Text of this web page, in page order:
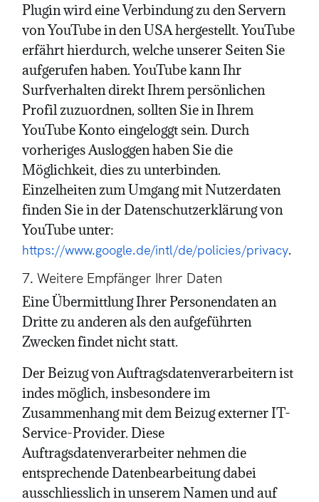
Plugin wird eine Verbindung zu den Servern
von YouTube in den USA hergestellt. YouTube
erfährt hierdurch, welche unserer Seiten Sie
aufgerufen haben. YouTube kann Ihr
Surfverhalten direkt Ihrem persönlichen
Profil zuzuordnen, sollten Sie in Ihrem
YouTube Konto eingeloggt sein. Durch
vorheriges Ausloggen haben Sie die
Möglichkeit, dies zu unterbinden.
Einzelheiten zum Umgang mit Nutzerdaten
finden Sie in der Datenschutzerklärung von
YouTube unter:
https://www.google.de/intl/de/policies/privacy.
7. Weitere Empfänger Ihrer Daten
Eine Übermittlung Ihrer Personendaten an
Dritte zu anderen als den aufgeführten
Zwecken findet nicht statt.
Der Beizug von Auftragsdatenverarbeitern ist
indes möglich, insbesondere im
Zusammenhang mit dem Beizug externer IT-
Service-Provider. Diese
Auftragsdatenverarbeiter nehmen die
entsprechende Datenbearbeitung dabei
ausschliesslich in unserem Namen und auf